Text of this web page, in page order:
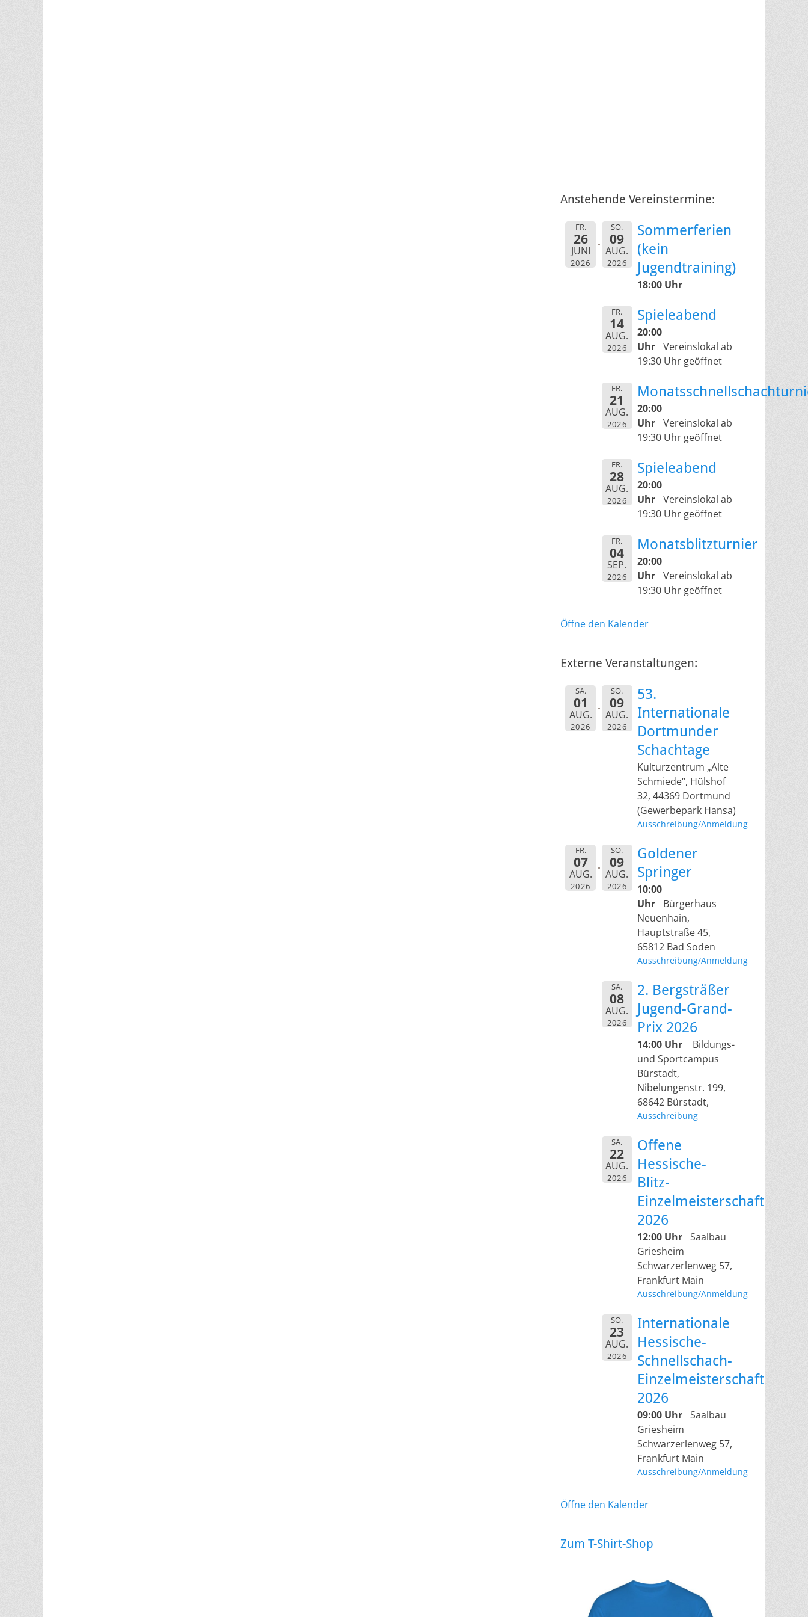
Anstehende Vereinstermine:
FR.
26
JUNI
2026
SO.
09
AUG.
2026
Sommerferien
(kein
Jugendtraining)
18:00 Uhr
FR.
14
AUG.
2026
Spieleabend
20:00
Uhr Vereinslokal ab
19:30 Uhr geöffnet
FR.
21
AUG.
2026
20:00
Uhr Vereinslokal ab
19:30 Uhr geöffnet
FR.
28
AUG.
2026
Spieleabend
20:00
Uhr Vereinslokal ab
19:30 Uhr geöffnet
FR.
04
SEP.
2026
Monatsblitzturnier
20:00
Uhr Vereinslokal ab
19:30 Uhr geöffnet
Öffne den Kalender
Externe Veranstaltungen:
SA.
01
AUG.
2026
SO.
09
AUG.
2026
53.
Internationale
Dortmunder
Schachtage
Kulturzentrum „Alte
Schmiede“, Hülshof
32, 44369 Dortmund
(Gewerbepark Hansa)
Ausschreibung/Anmeldung
FR.
07
AUG.
2026
SO.
09
AUG.
2026
Goldener
Springer
10:00
Uhr
Bürgerhaus
Neuenhain,
Hauptstraße 45,
65812 Bad Soden
Ausschreibung/Anmeldung
SA.
08
AUG.
2026
2. Bergsträßer
Jugend-Grand-
Prix 2026
14:00 Uhr
Bildungs-
und Sportcampus
Bürstadt,
Nibelungenstr. 199,
68642 Bürstadt,
Ausschreibung
SA.
22
AUG.
2026
Offene
Hessische-
Blitz-
Einzelmeisterschaft
2026
12:00 Uhr Saalbau
Griesheim
Schwarzerlenweg 57,
Frankfurt Main
Ausschreibung/Anmeldung
SO.
23
AUG.
2026
Internationale
Hessische-
Schnellschach-
Einzelmeisterschaft
2026
09:00 Uhr Saalbau
Griesheim
Schwarzerlenweg 57,
Frankfurt Main
Ausschreibung/Anmeldung
Öffne den Kalender
Zum T-Shirt-Shop